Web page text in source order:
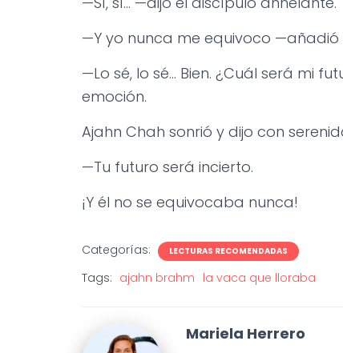
—Y yo nunca me equivoco —añadió
—Lo sé, lo sé… Bien. ¿Cuál será mi
emoción.
Ajahn Chah sonrió y dijo con
—Tu futuro será incierto.
¡Y él no se equivocaba nunca!
Categorías: LECTURAS RECOMENDADAS
Tags: ajahn brahm la vaca que lloraba
Mariela Herrero